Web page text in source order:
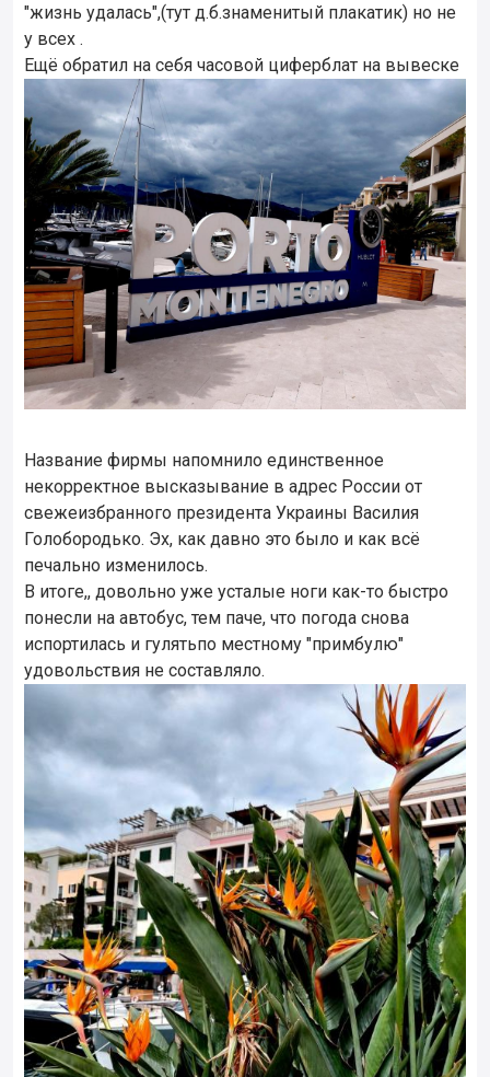
"жизнь удалась",(тут д.б.знаменитый плакатик) но не
у всех .
Ещё обратил на себя часовой циферблат на вывеске
Название фирмы напомнило единственное
некорректное высказывание в адрес России от
свежеизбранного президента Украины Василия
Голобородько. Эх, как давно это было и как всё
печально изменилось.
В итоге,, довольно уже усталые ноги как-то быстро
понесли на автобус, тем паче, что погода снова
испортилась и гулятьпо местному "примбулю"
удовольствия не составляло.